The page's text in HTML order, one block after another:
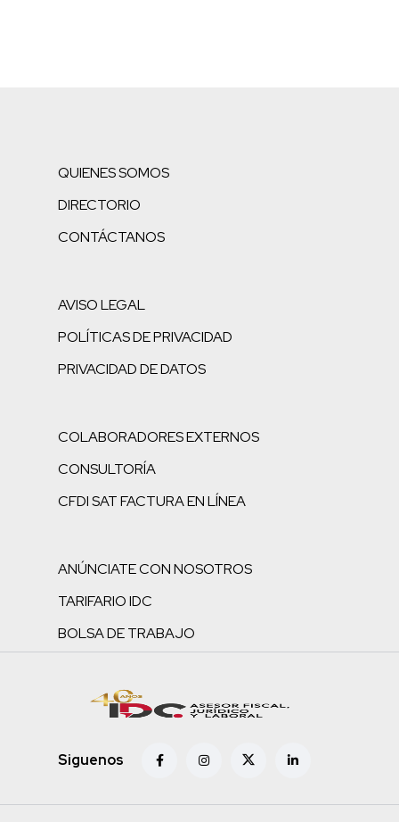
QUIENES SOMOS
DIRECTORIO
CONTÁCTANOS
AVISO LEGAL
POLÍTICAS DE PRIVACIDAD
PRIVACIDAD DE DATOS
COLABORADORES EXTERNOS
CONSULTORÍA
CFDI SAT FACTURA EN LÍNEA
ANÚNCIATE CON NOSOTROS
TARIFARIO IDC
BOLSA DE TRABAJO
Siguenos